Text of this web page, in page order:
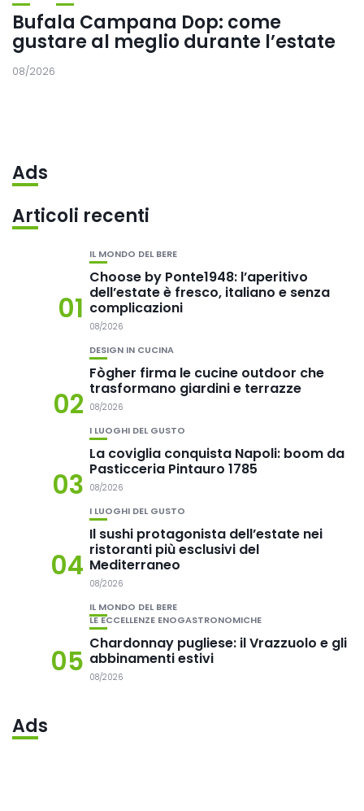
Bufala Campana Dop: come
gustare al meglio durante l’estate
08/2026
Ads
Articoli recenti
01
IL MONDO DEL BERE
Choose by Ponte1948: l’aperitivo
dell’estate è fresco, italiano e senza
complicazioni
08/2026
02
DESIGN IN CUCINA
Fògher firma le cucine outdoor che
trasformano giardini e terrazze
08/2026
03
I LUOGHI DEL GUSTO
La coviglia conquista Napoli: boom da
Pasticceria Pintauro 1785
08/2026
04
I LUOGHI DEL GUSTO
Il sushi protagonista dell’estate nei
ristoranti più esclusivi del
Mediterraneo
08/2026
05
IL MONDO DEL BERE
LE ECCELLENZE ENOGASTRONOMICHE
Chardonnay pugliese: il Vrazzuolo e gli
abbinamenti estivi
08/2026
Ads